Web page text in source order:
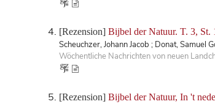
[Rezension] Bijbel der Natuur. T. 3, St.
Scheuchzer, Johann Jacob ; Donat, Samuel
Wöchentliche Nachrichten von neuen
[Rezension] Bijbel der Natuur, In 't